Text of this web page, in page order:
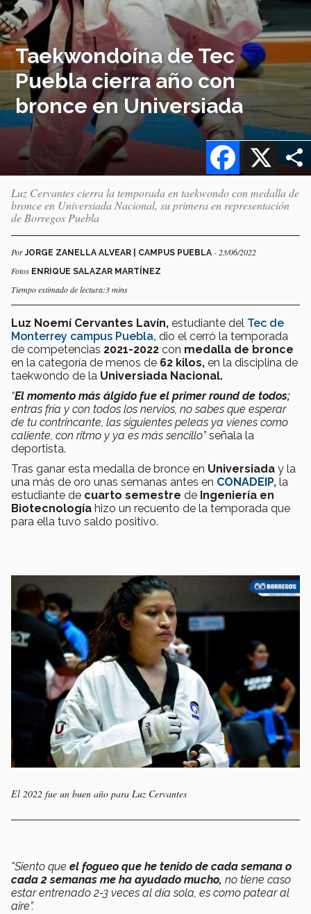
Taekwondoína de Tec
Puebla cierra año con
bronce en Universiada
X
Facebook
Luz Cervantes cierra la temporada en taekwondo con medalla de
bronce en Universiada Nacional, su primera en representación
de Borregos Puebla
PorJORGE ZANELLA ALVEAR | CAMPUS PUEBLA - 23/06/2022
Fotos ENRIQUE SALAZAR MARTÍNEZ
Tiempo estimado de lectura:3 mins
Luz Noemí Cervantes Lavín, estudiante del Tec de
Monterrey campus Puebla, dio el cerró la temporada
de competencias 2021-2022 con medalla de bronce
en la categoría de menos de 62 kilos, en la disciplina de
taekwondo de la Universiada Nacional.
“El momento más álgido fue el primer round de todos;
entras fría y con todos los nervios, no sabes que esperar
de tu contrincante, las siguientes peleas ya vienes como
caliente, con ritmo y ya es más sencillo”señala la
deportista.
Tras ganar esta medalla de bronce en Universiada y la
una más de oro unas semanas antes en CONADEIP, la
estudiante de cuarto semestre de Ingeniería en
Biotecnología hizo un recuento de la temporada que
para ella tuvo saldo positivo.
El 2022 fue un buen año para Luz Cervantes
"Siento que el fogueo que he tenido de cada semana o
cada 2 semanas me ha ayudado mucho, no tiene caso
estar entrenado 2-3 veces al día sola, es como patear al
aire”.